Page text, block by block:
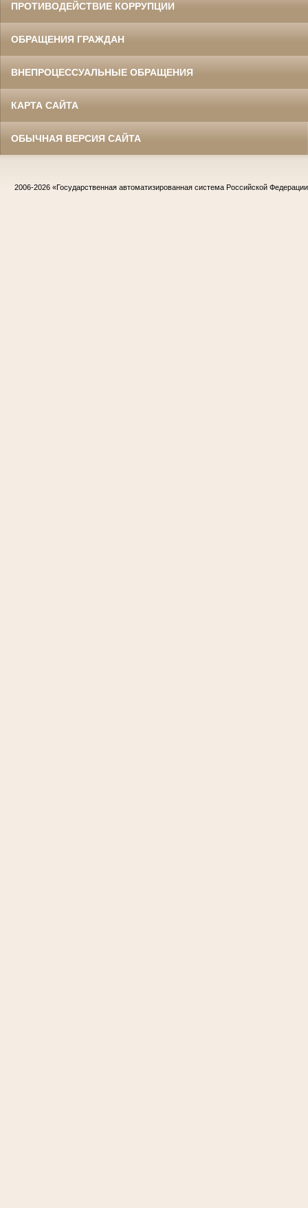
ПРОТИВОДЕЙСТВИЕ КОРРУПЦИИ
ОБРАЩЕНИЯ ГРАЖДАН
ВНЕПРОЦЕССУАЛЬНЫЕ ОБРАЩЕНИЯ
КАРТА САЙТА
ОБЫЧНАЯ ВЕРСИЯ САЙТА
2006-2026 «Государственная автоматизированная система Российской